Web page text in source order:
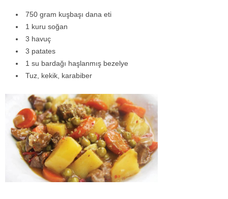
750 gram kuşbaşı dana eti
1 kuru soğan
3 havuç
3 patates
1 su bardağı haşlanmış bezelye
Tuz, kekik, karabiber